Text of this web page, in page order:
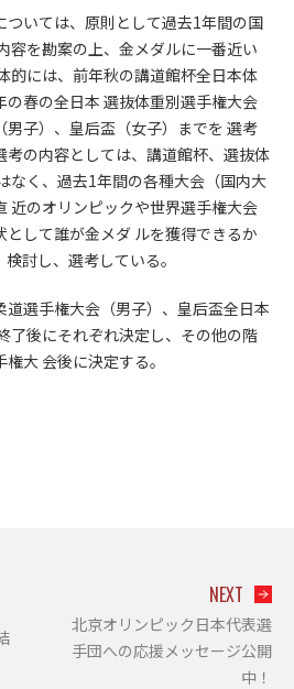
ついては、原則として過去1年間の国
容を勘案の上、金メダルに一番近い
的には、前年秋の講道館杯全日本体
春の全日本 選抜体重別選手権大会
男子）、皇后盃（女子）までを 選考
の内容としては、講道館杯、選抜体
なく、過去1年間の各種大会（国内大
近のオリンピックや世界選手権大会
して誰が金メダ ルを獲得できるか
討し、選考している。
選手権大会（男子）、皇后盃全日本
了後にそれぞれ決定し、その他の階
大 会後に決定する。
NEXT
北京オリンピック日本代表選
手団への応援メッセージ公開
中！